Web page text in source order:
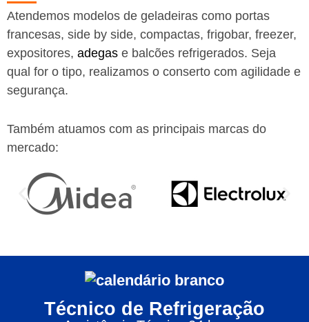
Atendemos modelos de geladeiras como portas
francesas, side by side, compactas, frigobar, freezer,
expositores, adegas e balcões refrigerados. Seja
qual for o tipo, realizamos o conserto com agilidade e
segurança.
Também atuamos com as principais marcas do
mercado:
Técnico de Refrigeração